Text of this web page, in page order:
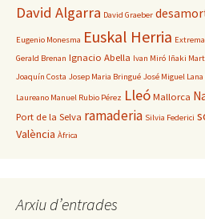
David Algarra David Graeber
Eugenio Monesma Euskal Herria
Gerald Brenan Ignacio Abella Ivan Miró Iñaki
Joaquín Costa Josep Maria Bringué José Miguel
Laureano Manuel Rubio Pérez Lleó Mallorca
Port de la Selva ramaderia Silvia Federici
València Àfrica
Arxiu d’entrades